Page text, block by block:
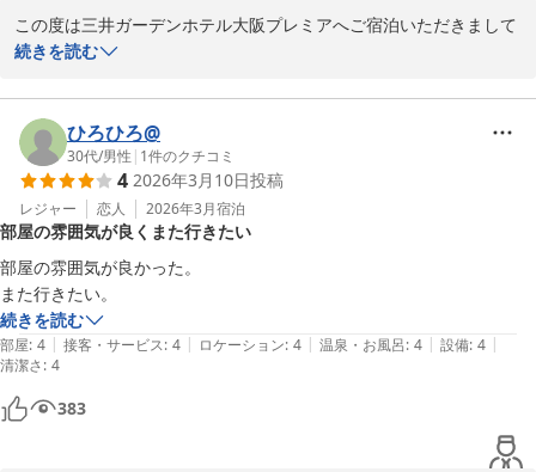
2026-03-26
この度は三井ガーデンホテル大阪プレミアへご宿泊いただきまして
誠にありがとうございます。
また、ご多忙の中、ご意見を頂戴し重ねて御礼申し上げます。
今回のご宿泊において、ご満足いただけたご様子が伺え、私共も大
変嬉しく存じます。JRの大阪駅とホテルを結ぶシャトルバスがござ
いますので次回ご利用の際にはこちらもご検討頂けますと幸いでご
ざいます。
次回ご利用いただける際には、更に快適にお過ごしいただけるよ
う、スタッフ一同益々精進して参ります。
改めまして、数あるホテルから私どものホテルをお選びいただきま
して誠にありがとうございます。またのご利用をスタッフ一同心よ
りお待ち申し上げております。
宿泊支配人
続きを読む
ひろひろ@
30代/男性 | 1件のクチコミ
4 2026年3月10日投稿
レジャー 恋人 2026年3月宿泊
部屋の雰囲気が良くまた行きたい
部屋の雰囲気が良かった。
また行きたい。
続きを読む
部屋: 4 | 接客・サービス: 4 | ロケーション: 4 | 温泉・お風呂: 4 | 設備: 4 |
清潔さ: 4
383